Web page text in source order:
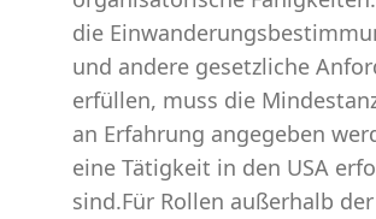
die
und andere gesetzliche
erfüllen, muss die
an Erfahrung angegeben
eine Tätigkeit in den USA
sind.Für Rollen außerhalb